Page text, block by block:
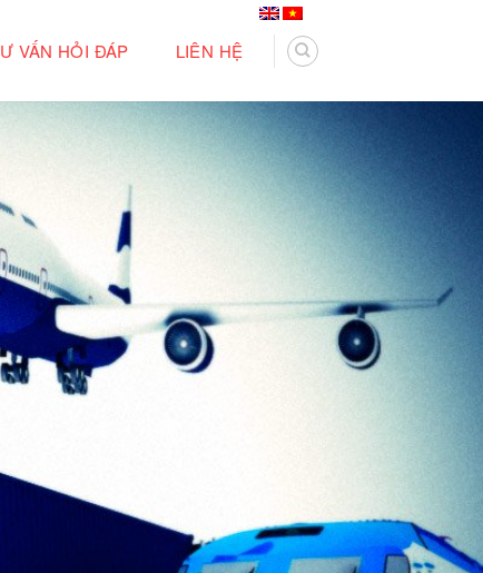
VẤN HỎI ĐÁP LIÊN HỆ